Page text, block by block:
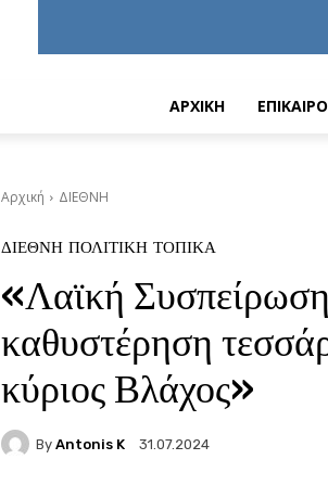
ΑΡΧΙΚΗ
Αρχική ΔΙΕΘΝΗ
ΔΙΕΘΝΗ ΠΟΛΙΤΙΚΗ ΤΟΠΙΚΑ
«Λαϊκή
καθυστέρηση
κύριος Βλάχος»
By Antonis K 31.07.2024